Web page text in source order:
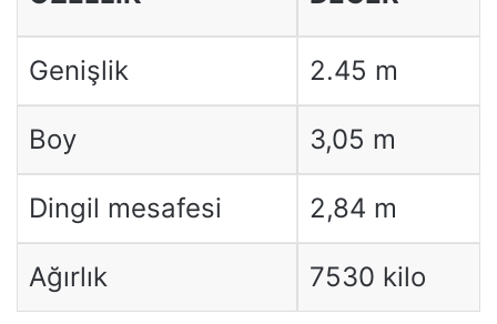
Genişlik 2.45 m
Boy 3,05 m
Dingil mesafesi 2,84 m
Ağırlık 7530 kilo